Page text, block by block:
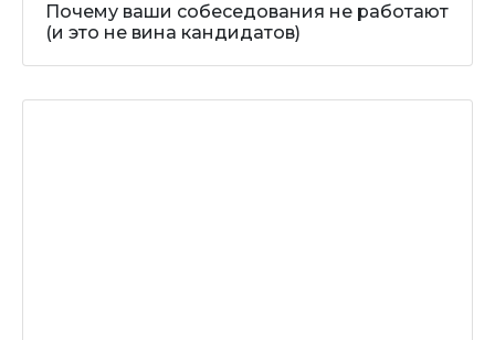
Почему ваши собеседования не работают
(и это не вина кандидатов)